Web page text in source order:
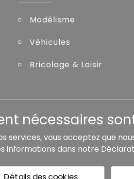
Modélisme
Véhicules
Bricolage & Loisir
livraison, sauf indication contraire.
nécessaires
services, vous acceptez que
informations dans notre
Détails des cookies